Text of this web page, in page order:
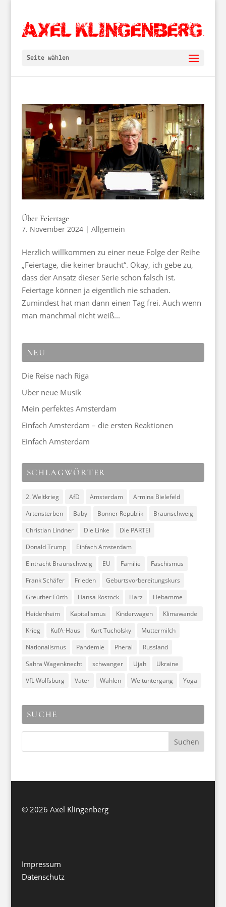
Seite wählen
Über Feiertage
7. November 2024| Allgemein
Herzlich willkommen zu einer neue Folge der Reihe
„Feiertage, die keiner braucht“. Okay, ich gebe zu,
dass der Ansatz dieser Serie schon falsch ist.
Feiertage können ja eigentlich nie schaden.
Zumindest hat man dann einen Tag frei. Auch wenn
man manchmal nicht weiß...
NEU
Die Reise nach Riga
Über neue Musik
Mein perfektes Amsterdam
Einfach Amsterdam – die ersten Reaktionen
Einfach Amsterdam
SCHLAGWÖRTER
2. Weltkrieg AfD Amsterdam
Armina Bielefeld
Artensterben
Baby Bonner Republik
Braunschweig
Christian Lindner
Die Linke
Die PARTEI
Donald Trump
Einfach Amsterdam
Eintracht Braunschweig
EU Familie
Faschismus
Frank Schäfer
Frieden
Geburtsvorbereitungskurs
Greuther Fürth
Hansa Rostock Harz
Hebamme
Heidenheim
Kapitalismus Kinderwagen
Klimawandel
Krieg
KufA-Haus Kurt Tucholsky
Muttermilch
Nationalismus
Pandemie Pherai
Russland
Sahra Wagenknecht
schwanger Ujah
Ukraine
VfL Wolfsburg
Väter Wahlen Weltuntergang Yoga
SUCHE
© 2026 Axel Klingenberg
Impressum
Datenschutz